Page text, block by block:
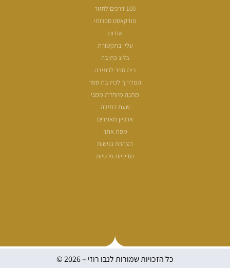
סדנת כתיבה
הספרים שלי
100 דרכים לחזור
פודקאסט ספרותי
אודות
עליי בתקשורת
בלוג כתיבה
בית ספר לכתיבה
המדריך לכתיבת ספר
מתנה מיוחדת ממני
שעת כתיבה
ארכיון מאמרים